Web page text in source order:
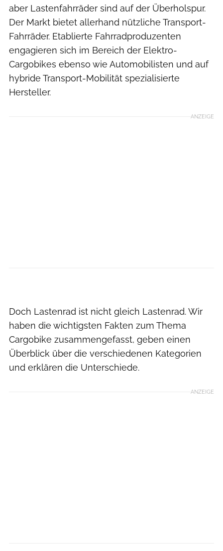
aber Lastenfahrräder sind auf der Überholspur.
Der Markt bietet allerhand nützliche Transport-
Fahrräder. Etablierte Fahrradproduzenten
engagieren sich im Bereich der Elektro-
Cargobikes ebenso wie Automobilisten und auf
hybride Transport-Mobilität spezialisierte
Hersteller.
ANZEIGE
Doch Lastenrad ist nicht gleich Lastenrad. Wir
haben die wichtigsten Fakten zum Thema
Cargobike zusammengefasst, geben einen
Überblick über die verschiedenen Kategorien
und erklären die Unterschiede.
ANZEIGE